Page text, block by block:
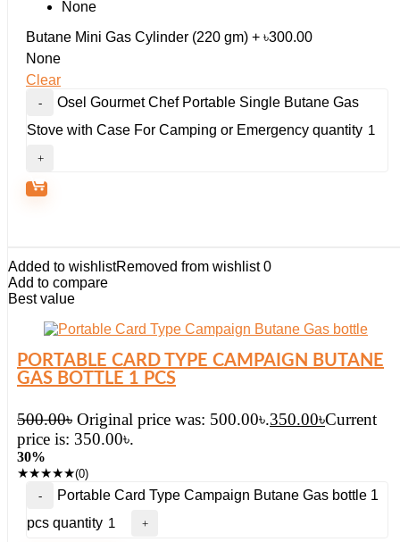
None
Butane Mini Gas Cylinder (220 gm) + ৳300.00
None
Clear
Osel Gourmet Chef Portable Single Butane Gas
Stove with Case For Camping or Emergency quantity
Added to wishlistRemoved from wishlist 0
Add to compare
Best value
PORTABLE CARD TYPE CAMPAIGN BUTANE
GAS BOTTLE 1 PCS
500.00৳ Original price was: 500.00৳.350.00৳Current
price is: 350.00৳.
30%
★★★★★(0)
Portable Card Type Campaign Butane Gas bottle 1
pcs quantity